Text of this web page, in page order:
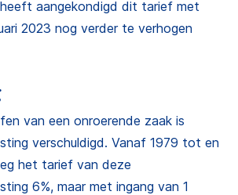
aangekondigd dit tarief met
2023 nog verder te verhogen
van een onroerende zaak is
verschuldigd. Vanaf 1979 tot en
het tarief van deze
6%, maar met ingang van 1